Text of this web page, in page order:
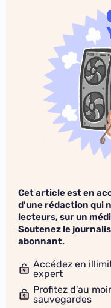
Cet article est en
d'une rédaction qui
lecteurs, sur un
Soutenez le
abonnant.
Accédez en
expert
Profitez d'au
sauvegardes